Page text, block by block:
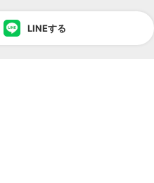
LINEする